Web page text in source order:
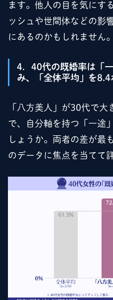
ます。他人の目を気にす
ッシュや世間体などの影
にあるのかもしれません。
4．40代の既婚率は「
み、「全体平均」を8.4
「八方美人」が30代で
で、自分軸を持つ「一途
しょうか。両者の差が最
のデータに焦点を当てて